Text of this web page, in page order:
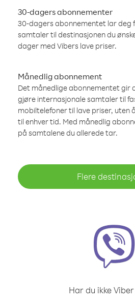
30-dagers abonnementer
30-dagers abonnementet lar deg
samtaler til destinasjonen du
dager med Vibers lave priser.
Månedlig abonnement
Det månedlige abonnementet gir
gjøre internasjonale samtaler til
mobiltelefoner til lave priser, uten
til enhver tid. Med månedlig
på samtalene du allerede tar.
Flere
Har du ikke